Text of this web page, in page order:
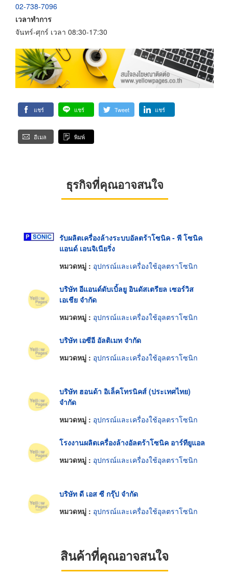
02-738-7096
เวลาทำการ
จันทร์-ศุกร์ เวลา 08:30-17:30
แชร์ แชร์ Tweet แชร์
อีเมล พิมพ์
ธุรกิจที่คุณอาจสนใจ
รับผลิตเครื่องล้างระบบอัลตร้าโซนิค - พี โซนิค
แอนด์ เอนจิเนียริ่ง
หมวดหมู่ : อุปกรณ์และเครื่องใช้อุลตราโซนิก
บริษัท อีแอนด์ดับเบิ้ลยู อินดัสเตรียล เซอร์วิส
เอเชีย จำกัด
หมวดหมู่ : อุปกรณ์และเครื่องใช้อุลตราโซนิก
บริษัท เอซีอี อัลติเมท จำกัด
หมวดหมู่ : อุปกรณ์และเครื่องใช้อุลตราโซนิก
บริษัท ฮอนด้า อิเล็คโทรนิคส์ (ประเทศไทย)
จำกัด
หมวดหมู่ : อุปกรณ์และเครื่องใช้อุลตราโซนิก
โรงงานผลิตเครื่องล้างอัลตร้าโซนิค อาร์ทียูแอล
หมวดหมู่ : อุปกรณ์และเครื่องใช้อุลตราโซนิก
บริษัท ดี เอส ซี กรุ๊ป จำกัด
หมวดหมู่ : อุปกรณ์และเครื่องใช้อุลตราโซนิก
สินค้าที่คุณอาจสนใจ